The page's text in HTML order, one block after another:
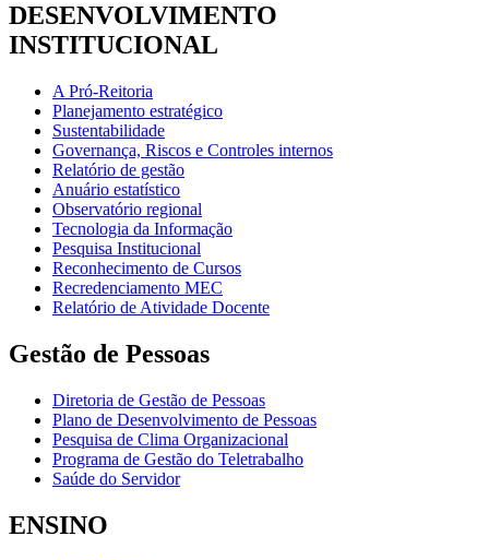
DESENVOLVIMENTO
INSTITUCIONAL
A Pró-Reitoria
Planejamento estratégico
Sustentabilidade
Governança, Riscos e Controles internos
Relatório de gestão
Anuário estatístico
Observatório regional
Tecnologia da Informação
Pesquisa Institucional
Reconhecimento de Cursos
Recredenciamento MEC
Relatório de Atividade Docente
Gestão de Pessoas
Diretoria de Gestão de Pessoas
Plano de Desenvolvimento de Pessoas
Pesquisa de Clima Organizacional
Programa de Gestão do Teletrabalho
Saúde do Servidor
ENSINO